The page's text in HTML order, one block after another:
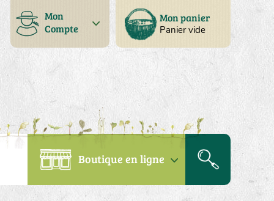
Mon panier
Panier vide
Mon
Compte
Boutique en ligne